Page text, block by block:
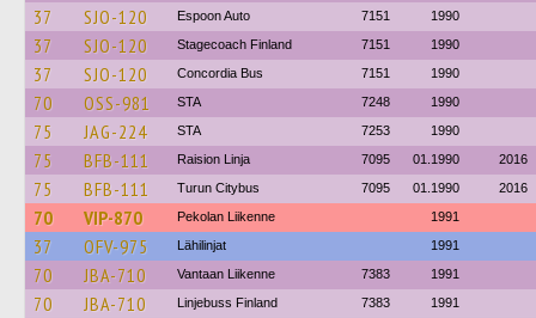
37 SJO-120 Espoon Auto 7151 1990
37 SJO-120 Stagecoach Finland 7151 1990
37 SJO-120 Concordia Bus 7151 1990
70 OSS-981 STA 7248 1990
75 JAG-224 STA 7253 1990
75 BFB-111 Raision Linja 7095 01.1990 2016
75 BFB-111 Turun Citybus 7095 01.1990 2016
70 VIP-870 Pekolan Liikenne 1991
37 OFV-975 Lähilinjat 1991
70 JBA-710 Vantaan Liikenne 7383 1991
70 JBA-710 Linjebuss Finland 7383 1991